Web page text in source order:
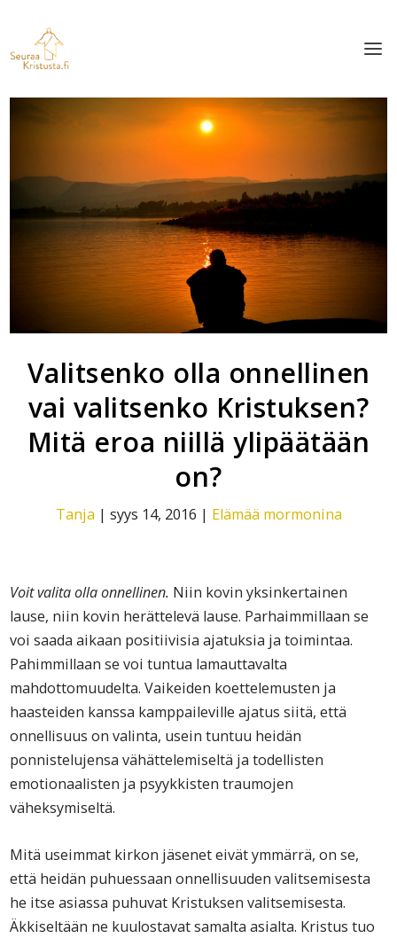
Valitsenko olla onnellinen
vai valitsenko Kristuksen?
Mitä eroa niillä ylipäätään
on?
Tanja | syys 14, 2016 | Elämää mormonina
Voit valita olla onnellinen. Niin kovin yksinkertainen
lause, niin kovin herättelevä lause. Parhaimmillaan se
voi saada aikaan positiivisia ajatuksia ja toimintaa.
Pahimmillaan se voi tuntua lamauttavalta
mahdottomuudelta. Vaikeiden koettelemusten ja
haasteiden kanssa kamppaileville ajatus siitä, että
onnellisuus on valinta, usein tuntuu heidän
ponnistelujensa vähättelemiseltä ja todellisten
emotionaalisten ja psyykkisten traumojen
väheksymiseltä.
Mitä useimmat kirkon jäsenet eivät ymmärrä, on se,
että heidän puhuessaan onnellisuuden valitsemisesta
he itse asiassa puhuvat Kristuksen valitsemisesta.
Äkkiseltään ne kuulostavat samalta asialta. Kristus tuo